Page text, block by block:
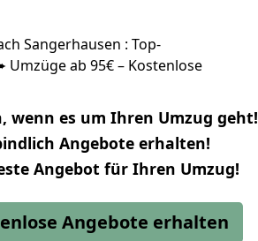
Sangerhausen : Top-
ab 95€ – Kostenlose
wenn es um Ihren Umzug geht!
Angebote erhalten!
Angebot für Ihren Umzug!
Angebote erhalten